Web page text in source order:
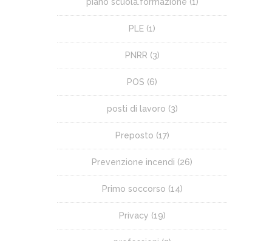
PLE (1)
PNRR (3)
POS (6)
posti di lavoro (3)
Preposto (17)
Prevenzione incendi (26)
Primo soccorso (14)
Privacy (19)